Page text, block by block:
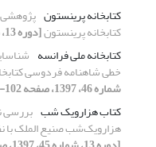
کتابخانه پرینستون پژوهشی
کتابخانه پرینستون[دوره 13، شماره 45، 1397، صفحه 88-103]
کتابخانه ملی فرانسه
خطی شاهنامه فردوسی
شماره 46، 1397، صفحه 102-110]
کتاب هزارو‌یک شب بررسی
هزارویک‌شب صنیع الملک با